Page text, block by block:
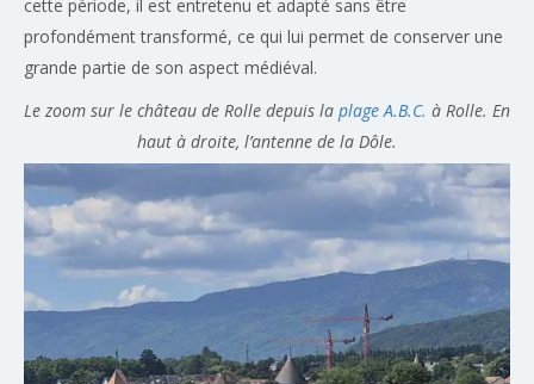
cette période, il est entretenu et adapté sans être
profondément transformé, ce qui lui permet de conserver une
grande partie de son aspect médiéval.
Le zoom sur le château de Rolle depuis la plage A.B.C. à Rolle. En
haut à droite, l’antenne de la Dôle.